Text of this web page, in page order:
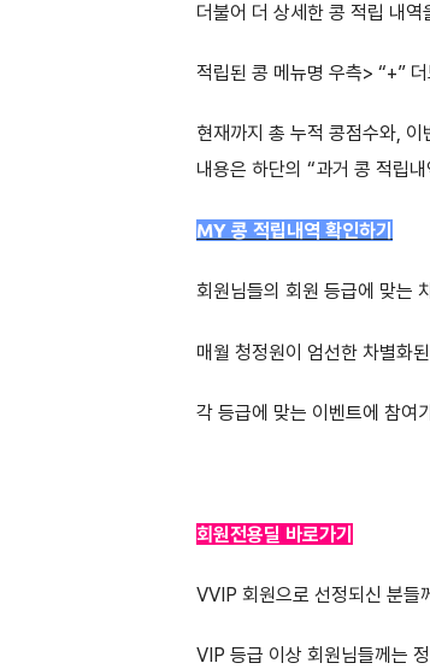
더불어 더 상세한 콩 적립 내
적립된 콩 메뉴명 우측> “+”
현재까지 총 누적 콩점수와,
내용은 하단의 “과거 콩 적립
MY 콩 적립내역 확인하기
회원님들의 회원 등급에 맞는
매월 청정원이 엄선한 차별화
각 등급에 맞는 이벤트에 참여
회원전용딜 바로가기
VVIP 회원으로 선정되신 분들
VIP 등급 이상 회원님들께는